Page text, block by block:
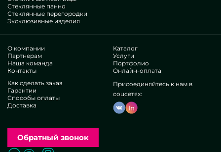
Стеклянные панно
Стеклянные перегородки
Эксклюзивные изделия
О компании
Партнерам
Наша команда
Контакты
Каталог
Услуги
Портфолио
Онлайн-оплата
Как сделать заказ
Гарантии
Способы оплаты
Доставка
Присоединяйтесь к нам в
соцсетях:
In
Обратный звонок